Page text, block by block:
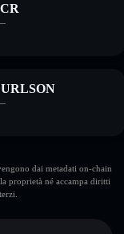
dai metadati on-chain
proprietà né accampa diritti